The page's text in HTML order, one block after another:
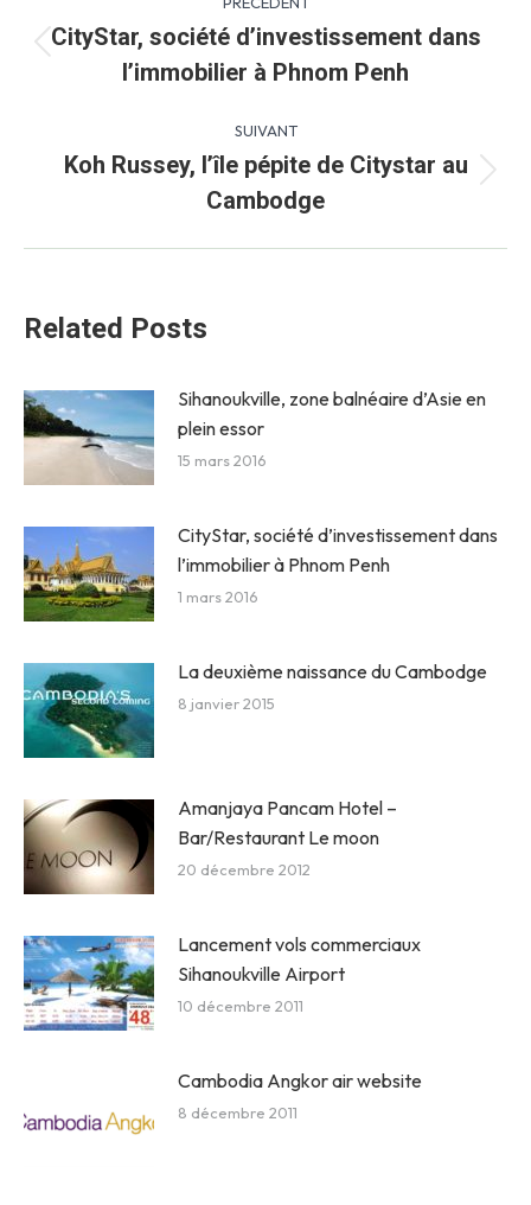
article
précédent
CityStar, société d’investissement dans
l’immobilier à Phnom Penh
SUIVANT
Article
suivant
Koh Russey, l’île pépite de Citystar au
Cambodge
Related Posts
Sihanoukville, zone balnéaire d’Asie en
plein essor
15 mars 2016
CityStar, société d’investissement dans
l’immobilier à Phnom Penh
1 mars 2016
La deuxième naissance du Cambodge
8 janvier 2015
Amanjaya Pancam Hotel –
Bar/Restaurant Le moon
20 décembre 2012
Lancement vols commerciaux
Sihanoukville Airport
10 décembre 2011
Cambodia Angkor air website
8 décembre 2011